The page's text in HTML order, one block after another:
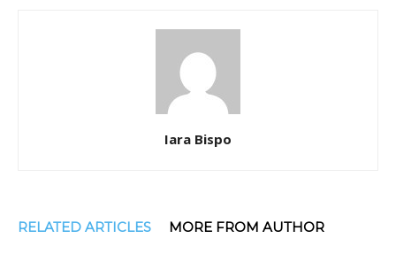
Iara Bispo
RELATED ARTICLES MORE FROM AUTHOR